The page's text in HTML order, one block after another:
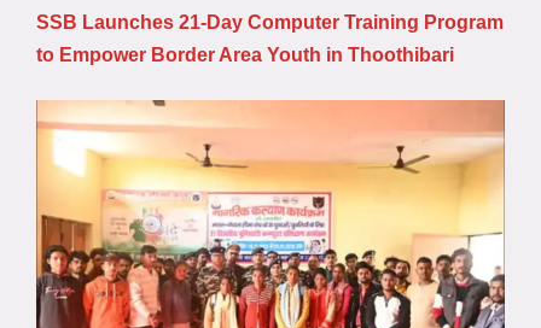
SSB Launches 21-Day Computer Training Program
to Empower Border Area Youth in Thoothibari